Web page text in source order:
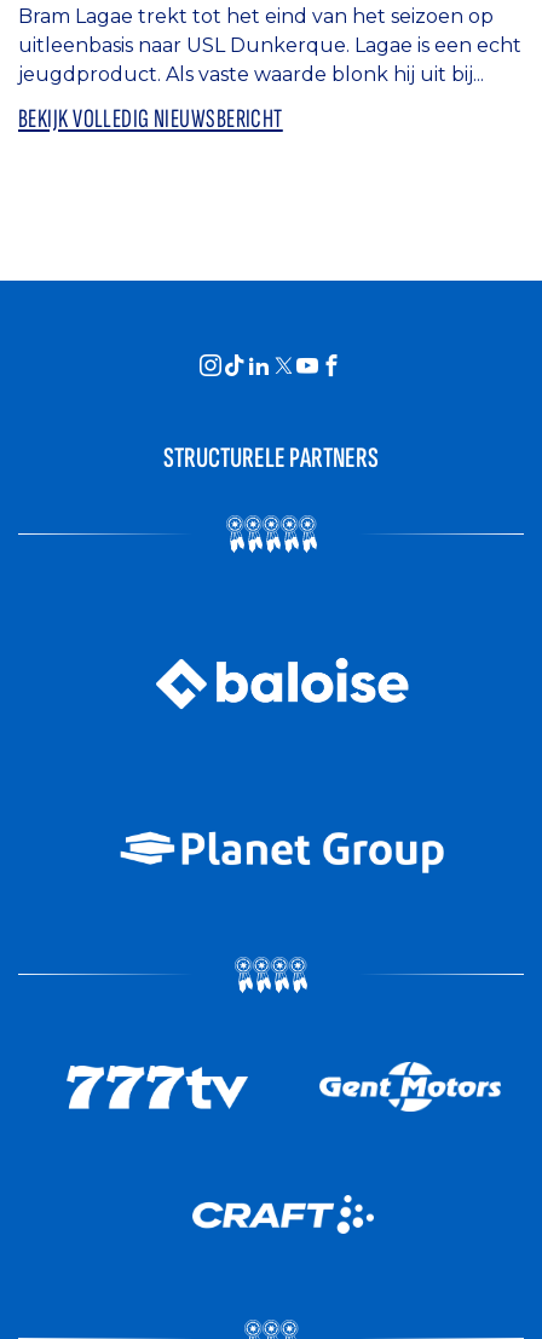
Bram Lagae trekt tot het eind van het seizoen op
uitleenbasis naar USL Dunkerque. Lagae is een echt
jeugdproduct. Als vaste waarde blonk hij uit bij...
BEKIJK VOLLEDIG NIEUWSBERICHT
STRUCTURELE PARTNERS